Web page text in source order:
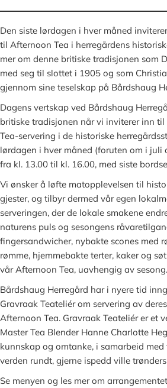
Den siste lørdagen i hver måned
til Afternoon Tea i herregårdens
mer om denne britiske tradisjonen som
med seg til slottet i 1905 og som
gjennom sine teselskap på Bårdshaug
Dagens vertskap ved Bårdshaug
britiske tradisjonen når vi inviterer inn
Tea-servering i de historiske
lørdagen i hver måned (foruten om i juli
fra kl. 13.00 til kl. 16.00, med siste
Vi ønsker å løfte matopplevelsen til
gjester, og tilbyr dermed vår egen
serveringen, der de lokale smakene
naturens puls og sesongens
fingersandwicher, nybakte scones med
rømme, hjemmebakte terter, kaker og
vår Afternoon Tea, uavhengig av sesong.
Bårdshaug Herregård har i nyere tid
Gravraak Teateliér om servering av
Afternoon Tea. Gravraak Teateliér er et
Master Tea Blender Hanne Charlotte
kunnskap og omtanke, i samarbeid
verden rundt, gjerne ispedd ville
Se menyen og les mer om arrangementet